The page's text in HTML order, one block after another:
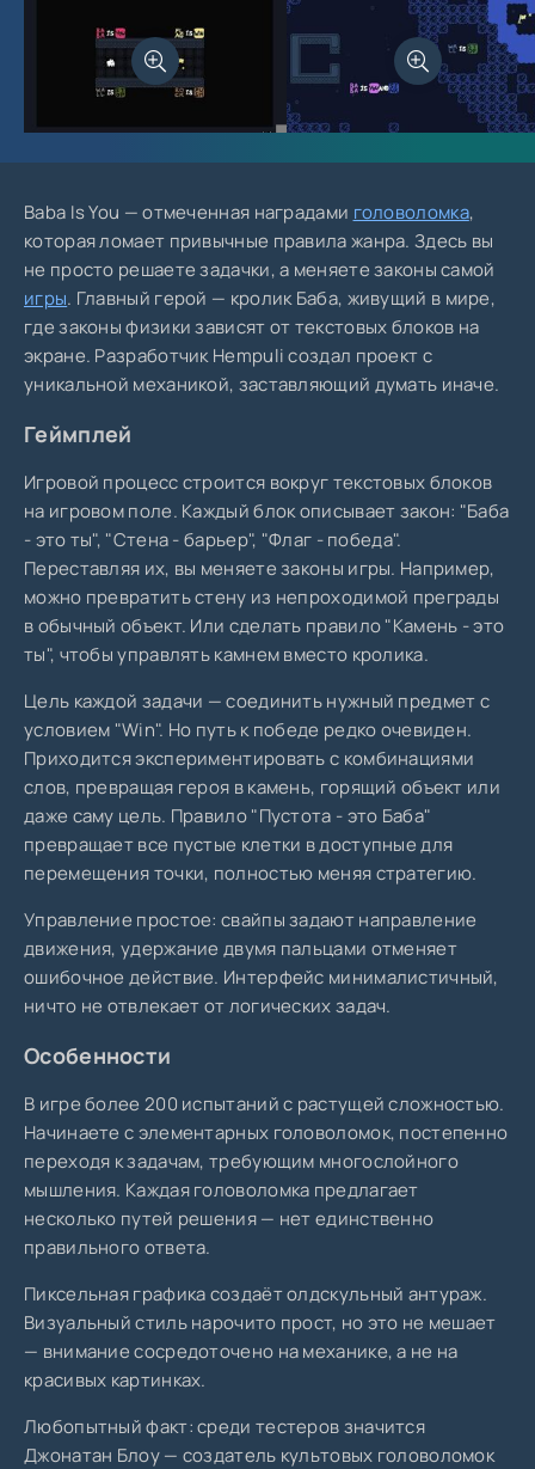
Baba Is You — отмеченная наградами головоломка,
которая ломает привычные правила жанра. Здесь вы
не просто решаете задачки, а меняете законы самой
игры. Главный герой — кролик Баба, живущий в мире,
где законы физики зависят от текстовых блоков на
экране. Разработчик Hempuli создал проект с
уникальной механикой, заставляющий думать иначе.
Геймплей
Игровой процесс строится вокруг текстовых блоков
на игровом поле. Каждый блок описывает закон: "Баба
- это ты", "Стена - барьер", "Флаг - победа".
Переставляя их, вы меняете законы игры. Например,
можно превратить стену из непроходимой преграды
в обычный объект. Или сделать правило "Камень - это
ты", чтобы управлять камнем вместо кролика.
Цель каждой задачи — соединить нужный предмет с
условием "Win". Но путь к победе редко очевиден.
Приходится экспериментировать с комбинациями
слов, превращая героя в камень, горящий объект или
даже саму цель. Правило "Пустота - это Баба"
превращает все пустые клетки в доступные для
перемещения точки, полностью меняя стратегию.
Управление простое: свайпы задают направление
движения, удержание двумя пальцами отменяет
ошибочное действие. Интерфейс минималистичный,
ничто не отвлекает от логических задач.
Особенности
В игре более 200 испытаний с растущей сложностью.
Начинаете с элементарных головоломок, постепенно
переходя к задачам, требующим многослойного
мышления. Каждая головоломка предлагает
несколько путей решения — нет единственно
правильного ответа.
Пиксельная графика создаёт олдскульный антураж.
Визуальный стиль нарочито прост, но это не мешает
— внимание сосредоточено на механике, а не на
красивых картинках.
Любопытный факт: среди тестеров значится
Джонатан Блоу — создатель культовых головоломок